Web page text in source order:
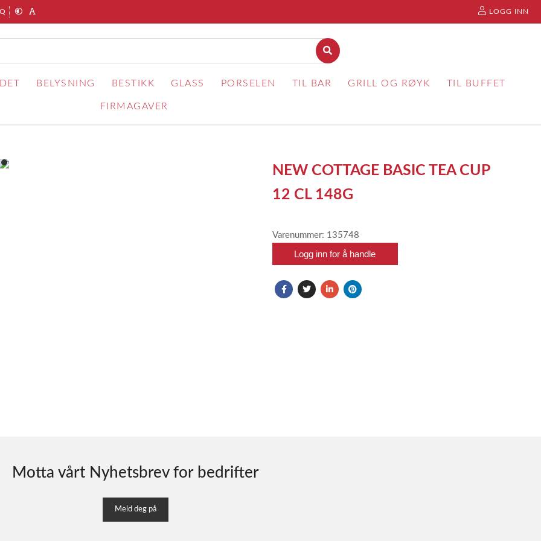
LOGG INN
BELYSNING BESTIKK GLASS PORSELEN TIL BAR GRILL OG RØYK TIL BUFFET
FIRMAGAVER
item
NEW COTTAGE BASIC TEA CUP
12 CL 148G
Varenummer: 135748
Logg inn for å handle
Motta vårt Nyhetsbrev for bedrifter
Meld deg på